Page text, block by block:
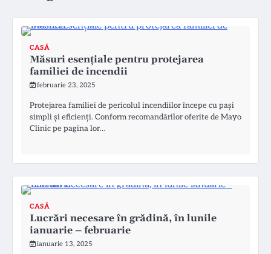
CASĂ
Măsuri esențiale pentru protejarea
familiei de incendii
februarie 23, 2025
Protejarea familiei de pericolul incendiilor începe cu pași
simpli și eficienți. Conform recomandărilor oferite de Mayo
Clinic pe pagina lor…
CASĂ
Lucrări necesare în grădină, în lunile
ianuarie – februarie
ianuarie 13, 2025